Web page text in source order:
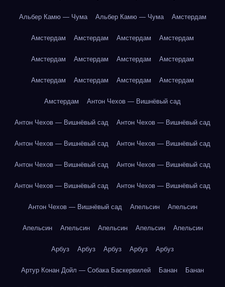
Альбер Камю — Чума Альбер Камю — Чума Амстердам
Амстердам Амстердам Амстердам Амстердам
Амстердам Амстердам Амстердам Амстердам
Амстердам Амстердам Амстердам Амстердам
Амстердам Антон Чехов — Вишнёвый сад
Антон Чехов — Вишнёвый сад Антон Чехов — Вишнёвый сад
Антон Чехов — Вишнёвый сад Антон Чехов — Вишнёвый сад
Антон Чехов — Вишнёвый сад Антон Чехов — Вишнёвый сад
Антон Чехов — Вишнёвый сад Антон Чехов — Вишнёвый сад
Антон Чехов — Вишнёвый сад Апельсин Апельсин
Апельсин Апельсин Апельсин Апельсин Апельсин
Арбуз Арбуз Арбуз Арбуз Арбуз
Артур Конан Дойл — Собака Баскервилей Банан Банан